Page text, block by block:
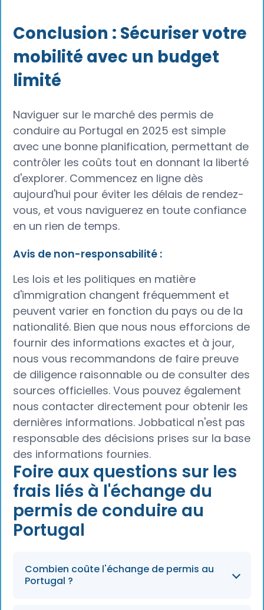
Conclusion : Sécuriser votre
mobilité avec un budget
limité
Naviguer sur le marché des permis de
conduire au Portugal en 2025 est simple
avec une bonne planification, permettant de
contrôler les coûts tout en donnant la liberté
d'explorer. Commencez en ligne dès
aujourd'hui pour éviter les délais de rendez-
vous, et vous naviguerez en toute confiance
en un rien de temps.
Avis de non-responsabilité :
Les lois et les politiques en matière
d'immigration changent fréquemment et
peuvent varier en fonction du pays ou de la
nationalité. Bien que nous nous efforcions de
fournir des informations exactes et à jour,
nous vous recommandons de faire preuve
de diligence raisonnable ou de consulter des
sources officielles. Vous pouvez également
nous contacter directement pour obtenir les
dernières informations. Jobbatical n'est pas
responsable des décisions prises sur la base
des informations fournies.
Foire aux questions sur les
frais liés à l'échange du
permis de conduire au
Portugal
Combien coûte l'échange de permis au
Portugal ?